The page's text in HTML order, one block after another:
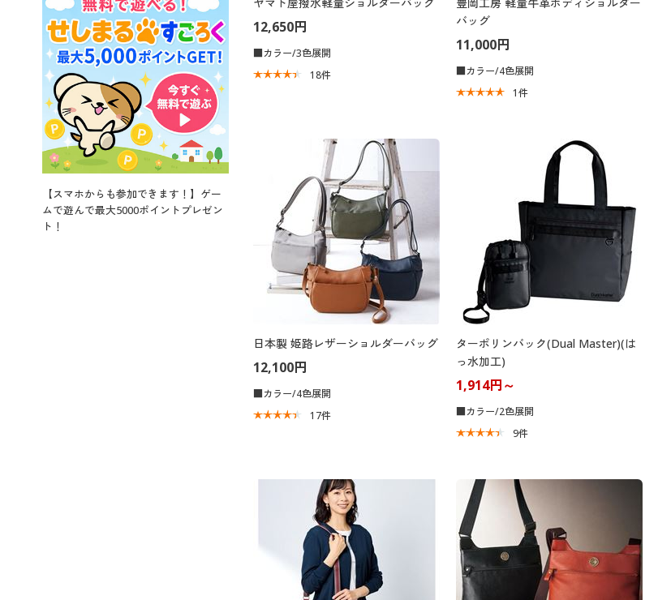
12,650円
■カラー/3色展開
18件
バッグ
11,000円
■カラー/4色展開
1件
日本製 姫路レザーショルダーバッグ
12,100円
■カラー/4色展開
17件
ターポリンバック(Dual Master)(は
っ水加工)
1,914円～
■カラー/2色展開
9件
【スマホからも参加できます！】ゲー
ムで遊んで最大5000ポイントプレゼン
ト！